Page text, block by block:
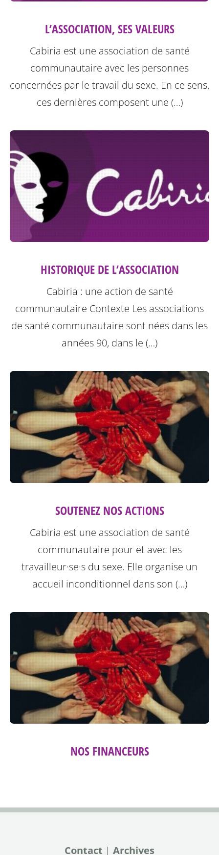
L’ASSOCIATION, SES VALEURS
Cabiria est une association de santé
communautaire avec les personnes
concernées par le travail du sexe. En ce sens,
ces dernières composent une (…)
HISTORIQUE DE L’ASSOCIATION
Cabiria : une action de santé
communautaire Contexte Les associations
de santé communautaire sont nées dans les
années 90, dans le (…)
SOUTENEZ NOS ACTIONS
Cabiria est une association de santé
communautaire pour et avec les
travailleur·se·s du sexe. Elle organise un
accueil inconditionnel dans son (…)
NOS FINANCEURS
Contact | Archives